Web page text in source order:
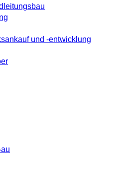
und -entwicklung